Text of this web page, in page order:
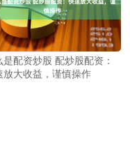
是配资炒股 配炒股配资：
放大收益，谨慎操作